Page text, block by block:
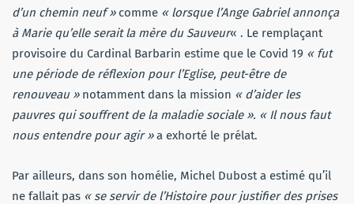
d’un chemin neuf »comme « lorsque l’Ange Gabriel annonça
à Marie qu’elle serait la mère du Sauveur« . Le remplaçant
provisoire du Cardinal Barbarin estime que le Covid 19 « fut
une période de réflexion pour l’Eglise, peut-être de
renouveau »notamment dans la mission « d’aider les
pauvres qui souffrent de la maladie sociale ». « Il nous faut
nous entendre pour agir »a exhorté le prélat.
Par ailleurs, dans son homélie, Michel Dubost a estimé qu’il
ne fallait pas « se servir de l’Histoire pour justifier des prises